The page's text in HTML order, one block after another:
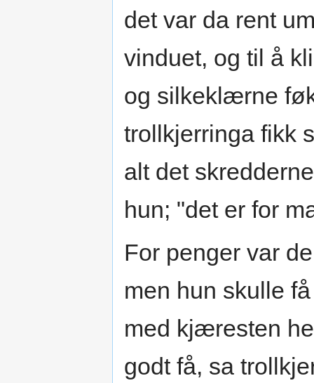
det var da rent
vinduet, og til å
og silkeklærne
trollkjerringa fikk
alt det
hun; "det er for
For penger var
men hun skulle
med kjæresten
godt få, sa